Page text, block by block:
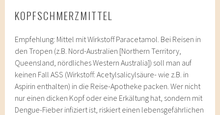
KOPFSCHMERZMITTEL
Empfehlung: Mittel mit Wirkstoff Paracetamol. Bei Reisen in
den Tropen (z.B. Nord-Australien [Northern Territory,
Queensland, nördliches Western Australia]) soll man auf
keinen Fall ASS (Wirkstoff: Acetylsalicylsäure- wie z.B. in
Aspirin enthalten) in die Reise-Apotheke packen. Wer nicht
nur einen dicken Kopf oder eine Erkältung hat, sondern mit
Dengue-Fieber infiziert ist, riskiert einen lebensgefährlichen